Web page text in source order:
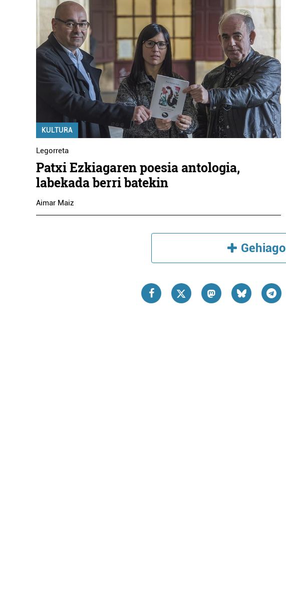
KULTURA
Legorreta
Patxi Ezkiagaren poesia antologia,
labekada berri batekin
Aimar Maiz
Gehiago